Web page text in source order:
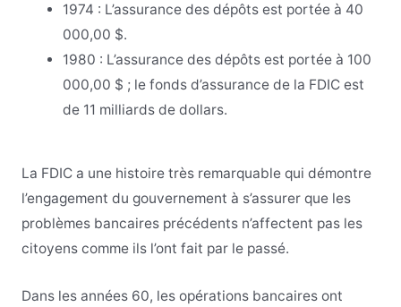
1974 : L’assurance des dépôts est portée à 40
000,00 $.
1980 : L’assurance des dépôts est portée à 100
000,00 $ ; le fonds d’assurance de la FDIC est
de 11 milliards de dollars.
La FDIC a une histoire très remarquable qui démontre
l’engagement du gouvernement à s’assurer que les
problèmes bancaires précédents n’affectent pas les
citoyens comme ils l’ont fait par le passé.
Dans les années 60, les opérations bancaires ont